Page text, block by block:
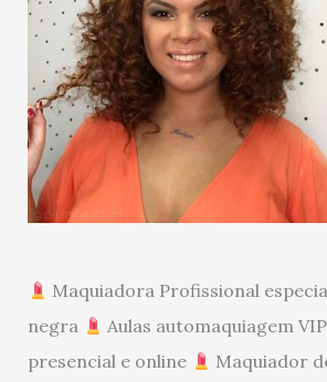
Maquiadora Profissional
negra
Aulas automaquiagem
presencial e online
Maquiador